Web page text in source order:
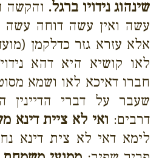
שינהוג נידויו ברגל. והקשה
עשה ואין עשה דוחה עשה
אלא עזרא גזר כדלקמן
לאו קושיא היא דהא
חברו דאיכא לאו ושמא
שעבר על דברי
דרבים: ואי לא ציית דינא
לימא דאי לא צית דינא